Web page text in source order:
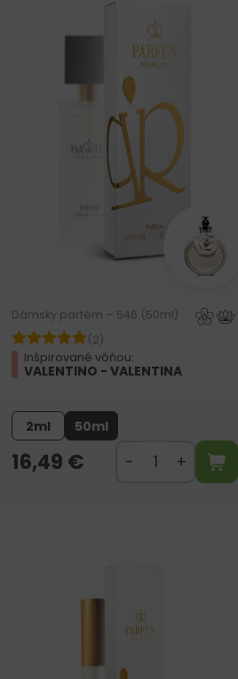
Dámsky parfém – 546 (50ml)
(2)
Inšpirované vôňou:
VALENTINO - VALENTINA
2ml 50ml
16,49 €